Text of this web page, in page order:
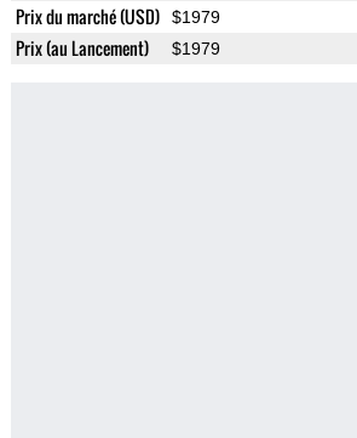
Prix du marché (USD) $1979
Prix (au Lancement) $1979